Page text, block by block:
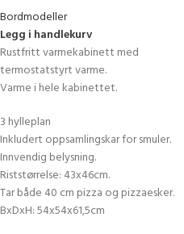
Bordmodeller
Legg i handlekurv
Rustfritt varmekabinett med
termostatstyrt varme.
Varme i hele kabinettet.
3 hylleplan
Inkludert oppsamlingskar for smuler.
Innvendig belysning.
Riststørrelse: 43x46cm.
Tar både 40 cm pizza og pizzaesker.
BxDxH: 54x54x61,5cm